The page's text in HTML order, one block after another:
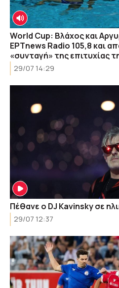
World Cup: Βλάχος και
ΕΡΤnews Radio 105,8 και
«συνταγή» της επιτυχίας
29/07 14:29
Πέθανε ο DJ Kavinsky σε
29/07 12:37